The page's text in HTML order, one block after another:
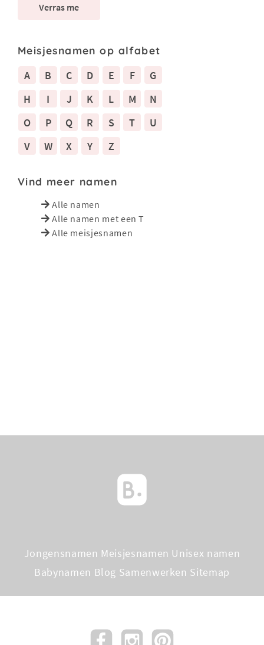
Verras me
Meisjesnamen op alfabet
A B C D E F
G
H
I J K L M
N
O
P Q R S T
U
V
W X Y Z
Vind meer namen
Alle namen
Alle namen met een T
Alle meisjesnamen
Jongensnamen Meisjesnamen Unisex namen
Babynamen Blog Samenwerken Sitemap